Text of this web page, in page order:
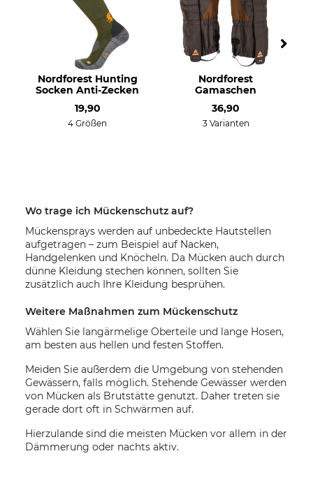
Nordforest Hunting
Socken Anti-Zecken
19,90
4 Größen
Nordforest
Gamaschen
36,90
3 Varianten
Wo trage ich Mückenschutz auf?
Mückensprays werden auf unbedeckte Hautstellen
aufgetragen – zum Beispiel auf Nacken,
Handgelenken und Knöcheln. Da Mücken auch durch
dünne Kleidung stechen können, sollten Sie
zusätzlich auch Ihre Kleidung besprühen.
Weitere Maßnahmen zum Mückenschutz
Wählen Sie langärmelige Oberteile und lange Hosen,
am besten aus hellen und festen Stoffen.
Meiden Sie außerdem die Umgebung von stehenden
Gewässern, falls möglich. Stehende Gewässer werden
von Mücken als Brutstätte genutzt. Daher treten sie
gerade dort oft in Schwärmen auf.
Hierzulande sind die meisten Mücken vor allem in der
Dämmerung oder nachts aktiv.